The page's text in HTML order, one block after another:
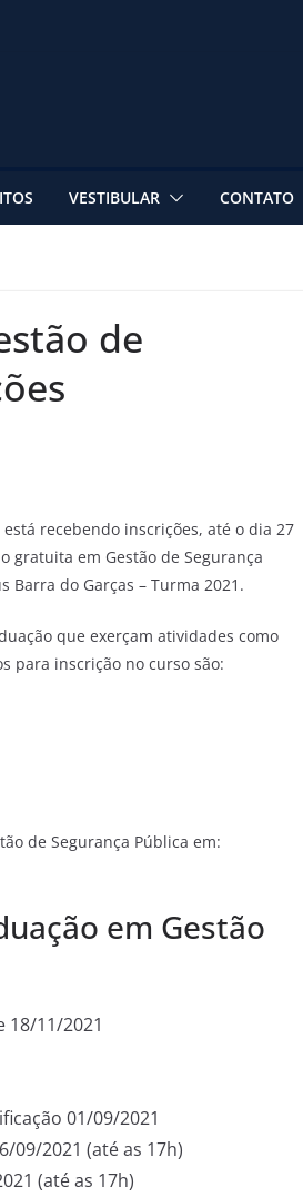
VESTIBULAR CONTATO
de
recebendo inscrições, até o dia 27
gratuita em Gestão de Segurança
Barra do Garças – Turma 2021.
que exerçam atividades como
para inscrição no curso são:
de Segurança Pública em:
em Gestão
18/11/2021
01/09/2021
09/2021 (até as 17h)
(até as 17h)